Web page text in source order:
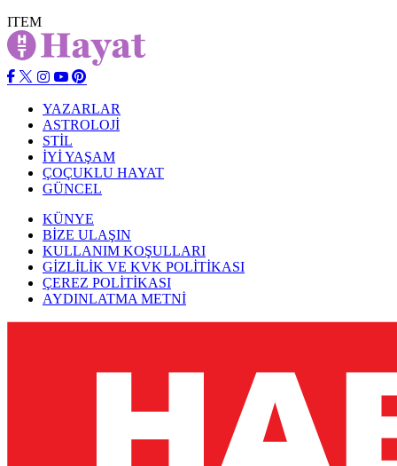
ITEM
YAZARLAR
ASTROLOJİ
STİL
İYİ YAŞAM
ÇOÇUKLU HAYAT
GÜNCEL
KÜNYE
BİZE ULAŞIN
KULLANIM KOŞULLARI
GİZLİLİK VE KVK POLİTİKASI
ÇEREZ POLİTİKASI
AYDINLATMA METNİ